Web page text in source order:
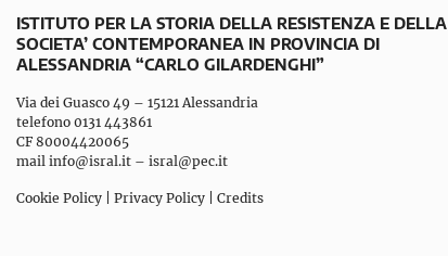
ISTITUTO PER LA STORIA DELLA RESISTENZA E DELLA
SOCIETA’ CONTEMPORANEA IN PROVINCIA DI
ALESSANDRIA “CARLO GILARDENGHI”
Via dei Guasco 49 – 15121 Alessandria
telefono 0131 443861
CF 80004420065
mail info@isral.it – isral@pec.it
Cookie Policy Privacy Policy Credits